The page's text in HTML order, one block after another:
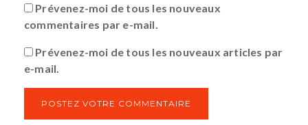
Prévenez-moi de tous les nouveaux
commentaires par e-mail.
Prévenez-moi de tous les nouveaux articles par
e-mail.